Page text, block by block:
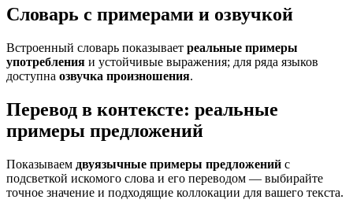
Словарь с примерами и озвучкой
Встроенный словарь показывает реальные примеры
употребления и устойчивые выражения; для ряда языков
доступна озвучка произношения.
Перевод в контексте: реальные
примеры предложений
Показываем двуязычные примеры предложений с
подсветкой искомого слова и его переводом — выбирайте
точное значение и подходящие коллокации для вашего текста.